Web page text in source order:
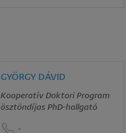
GYÖRGY DÁVID
Kooperatív Doktori Program
ösztöndíjas PhD-hallgató
-